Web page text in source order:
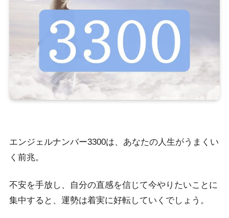
エンジェルナンバー3300は、あなたの人生がうまくい
く前兆。
不安を手放し、自分の直感を信じて今やりたいことに
集中すると、運勢は着実に好転していくでしょう。